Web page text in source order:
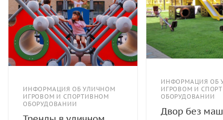
ИНФОРМАЦИЯ ОБ УЛИЧНОМ
ИГРОВОМ И СПОРТИВНОМ
ОБОРУДОВАНИИ
ИНФОРМАЦИЯ ОБ
ИГРОВОМ И
ОБОРУДОВАНИИ
Двор без